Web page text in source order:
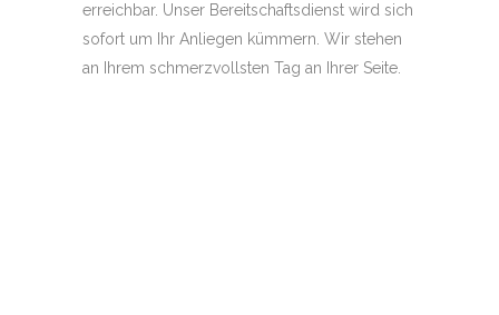
erreichbar. Unser Bereitschaftsdienst wird sich
sofort um Ihr Anliegen kümmern. Wir stehen
an Ihrem schmerzvollsten Tag an Ihrer Seite.